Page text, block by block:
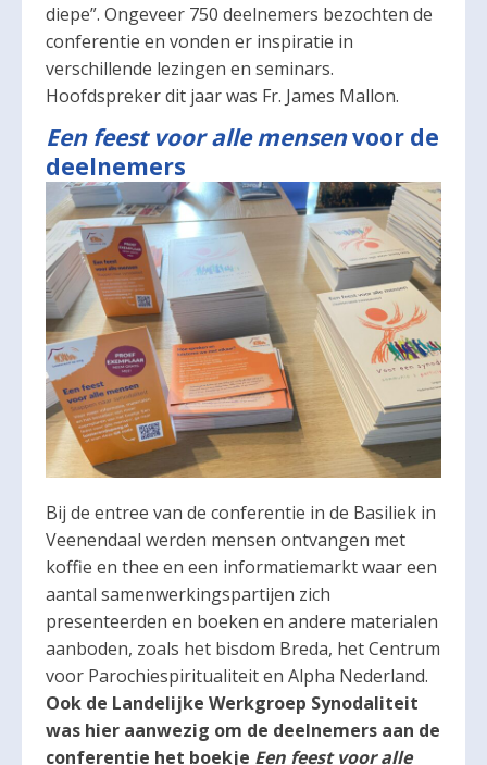
diepe”. Ongeveer 750 deelnemers bezochten de
conferentie en vonden er inspiratie in
verschillende lezingen en seminars.
Hoofdspreker dit jaar was Fr. James Mallon.
Een feest voor alle mensenvoor de
deelnemers
Bij de entree van de conferentie in de Basiliek in
Veenendaal werden mensen ontvangen met
koffie en thee en een informatiemarkt waar een
aantal samenwerkingspartijen zich
presenteerden en boeken en andere materialen
aanboden, zoals het bisdom Breda, het Centrum
voor Parochiespiritualiteit en Alpha Nederland.
Ook de Landelijke Werkgroep Synodaliteit
was hier aanwezig om de deelnemers aan de
conferentie het boekje Een feest voor alle